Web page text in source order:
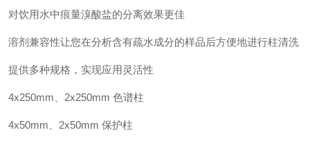
对饮用水中痕量溴酸盐的分离效果更佳
溶剂兼容性让您在分析含有疏水成分的样品后方便地进行柱清洗
提供多种规格，实现应用灵活性
4x250mm、2x250mm 色谱柱
4x50mm、2x50mm 保护柱